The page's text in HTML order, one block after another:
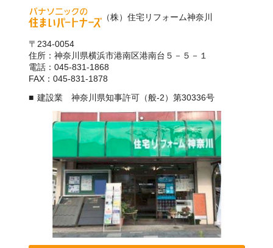
（株）住宅リフォーム神奈川
〒234-0054
住所：神奈川県横浜市港南区港南台５－５－１
電話：045-831-1868
FAX：045-831-1878
建設業 神奈川県知事許可（般-2）第30336号